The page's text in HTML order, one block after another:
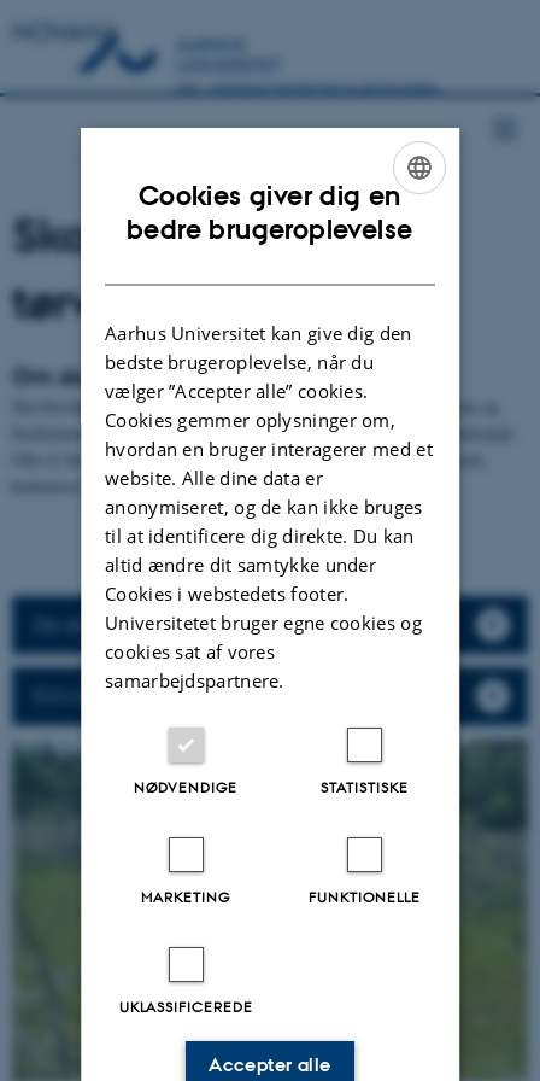
NOVANA
Skovbevokset
tørvemose (91D0)
Om skovbevokset tørvemose
Skovbevokset tørvemose er domineret af birk, skovfyr eller rødgran og
forekommer på relativ næringsfattig, sur bund med højt grundvandsspejl.
Ofte er birk første art i successionen, fx ved tilgroning af hængesæk,
hedemoser eller fattigkær.
De danske beskrivelser af habitattyperne
EU's beskrivelse af naturtyperne
ENGLISH
Cookies giver dig en
bedre brugeroplevelse
Aarhus Universitet kan give dig den
bedste brugeroplevelse, når du
vælger ”Accepter alle” cookies.
Cookies gemmer oplysninger om,
hvordan en bruger interagerer med et
website. Alle dine data er
anonymiseret, og de kan ikke bruges
til at identificere dig direkte. Du kan
altid ændre dit samtykke under
Cookies i webstedets footer.
Universitetet bruger egne cookies og
cookies sat af vores
samarbejdspartnere.
NØDVENDIGE STATISTISKE
MARKETING FUNKTIONELLE
UKLASSIFICEREDE
Accepter alle